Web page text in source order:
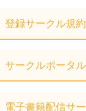
登録サークル規約
サークルポータ
電子書籍配信サ